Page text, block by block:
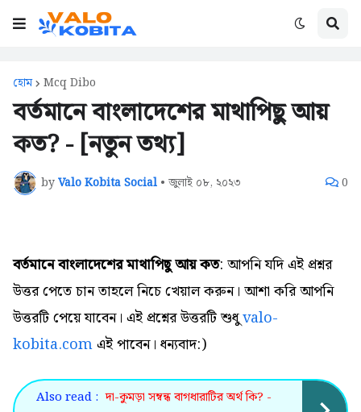
হোম Mcq Dibo
বর্তমানে বাংলাদেশের মাথাপিছু আয়
কত? - [নতুন তথ্য]
byValo Kobita Social • জুলাই ০৮, ২০২৩ 0
বর্তমানে বাংলাদেশের মাথাপিছু আয় কত: আপনি যদি এই প্রশ্নর
উত্তর পেতে চান তাহলে নিচে খেয়াল করুন। আশা করি আপনি
উত্তরটি পেয়ে যাবেন। এই প্রশ্নের উত্তরটি শুধুvalo-
kobita.comএই পাবেন। ধন্যবাদ:)
Also read : দা-কুমড়া সম্বন্ধ বাগধারাটির অর্থ কি? -